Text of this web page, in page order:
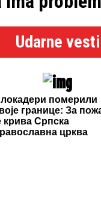
Udarne vesti
померили
границе: За
крива Српска
црква